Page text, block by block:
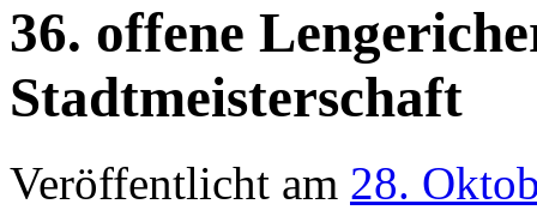
36. offene
Stadtmeisterschaft
Veröffentlicht am 28.